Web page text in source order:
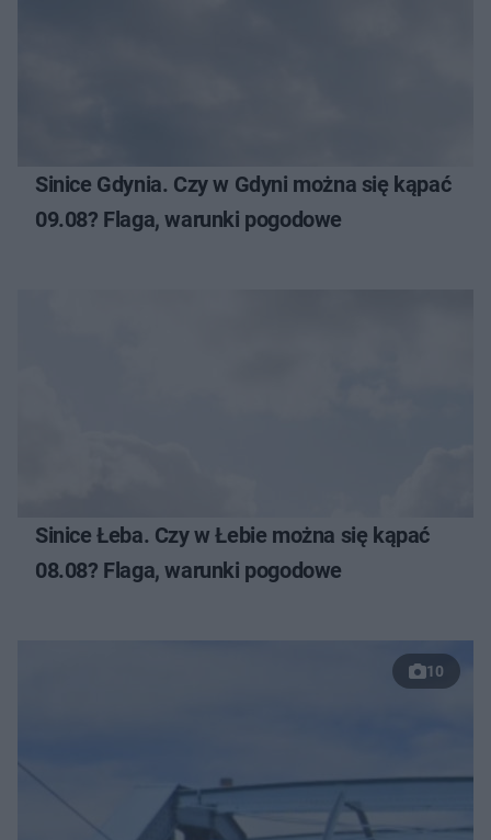
Sinice Gdynia. Czy w Gdyni można się kąpać
09.08? Flaga, warunki pogodowe
Sinice Łeba. Czy w Łebie można się kąpać
08.08? Flaga, warunki pogodowe
10